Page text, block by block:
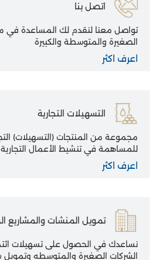
اتصل بنا
تواصل معنا لنقدم لك المساعدة في
الصغيرة والمتوسطة والكبيرة
اعرف اكثر
التسهيلات التجارية
مجموعة من المنتجات (التسهيلات)
للمساهمة في تنشيط الأعمال
اعرف اكثر
تمويل المنشات والمشاريع
نساعدك في الحصول على تسهيلات
الشركات الصغيرة والمتوسطه وتمويل